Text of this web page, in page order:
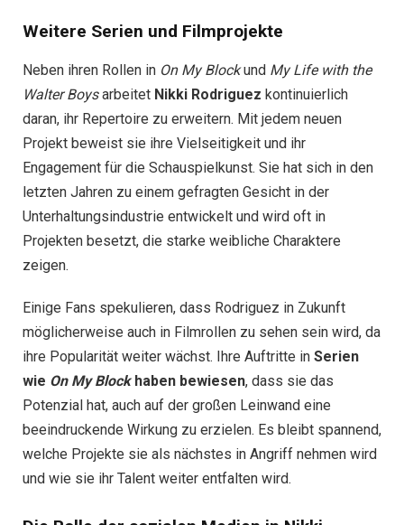
Weitere Serien und Filmprojekte
Neben ihren Rollen in On My Blockund My Life with the
Walter Boysarbeitet Nikki Rodriguez kontinuierlich
daran, ihr Repertoire zu erweitern. Mit jedem neuen
Projekt beweist sie ihre Vielseitigkeit und ihr
Engagement für die Schauspielkunst. Sie hat sich in den
letzten Jahren zu einem gefragten Gesicht in der
Unterhaltungsindustrie entwickelt und wird oft in
Projekten besetzt, die starke weibliche Charaktere
zeigen.
Einige Fans spekulieren, dass Rodriguez in Zukunft
möglicherweise auch in Filmrollen zu sehen sein wird, da
ihre Popularität weiter wächst. Ihre Auftritte in Serien
wie On My Blockhaben bewiesen, dass sie das
Potenzial hat, auch auf der großen Leinwand eine
beeindruckende Wirkung zu erzielen. Es bleibt spannend,
welche Projekte sie als nächstes in Angriff nehmen wird
und wie sie ihr Talent weiter entfalten wird.